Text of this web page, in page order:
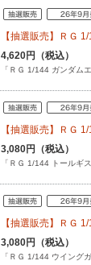
【抽選販売】ＲＧ
4,620円（税込）
「ＲＧ 1/144 ガンダム
【抽選販売】ＲＧ
3,080円（税込）
「ＲＧ 1/144 トールギ
【抽選販売】ＲＧ
3,080円（税込）
「ＲＧ 1/144 ウイング